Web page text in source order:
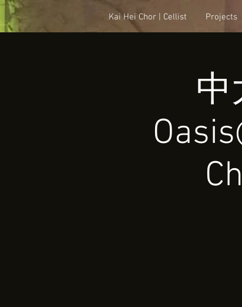
Kai Hei Chor | Cellist Projects
中